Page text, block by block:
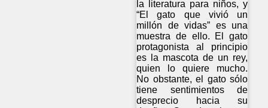
la literatura para niños, y
“El gato que vivió un
millón de vidas” es una
muestra de ello. El gato
protagonista al principio
es la mascota de un rey,
quien lo quiere mucho.
No obstante, el gato sólo
tiene sentimientos de
desprecio hacia su